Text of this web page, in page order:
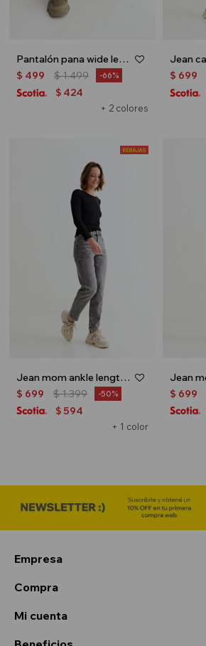
Pantalón pana wide leg - Ocre
+ 2 colores
$ 499 $1.499 66
$ 424
$ 699
Jean mom ankle length - Gris
+ 1 color
$ 699 $1.399 50
$ 594
$ 699
Empresa
Compra
Mi cuenta